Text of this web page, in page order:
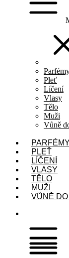
Pleť
Líčení
Vlasy
Tělo
Muži
Vůně
PARFÉMY
PLEŤ
LÍČENÍ
VLASY
TĚLO
MUŽI
VŮNĚ